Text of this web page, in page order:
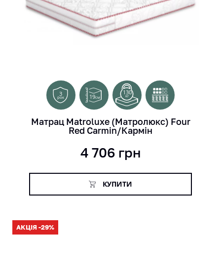
3
рок 19см
130
кг
Матрац Matroluxe (Матролюкс) Four
Red Carmin/Кармін
4 706 грн
КУПИТИ
АКЦІЯ -29%